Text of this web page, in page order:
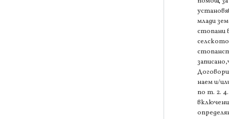
млади
стопани
селското
наем и/
по т. 2. 4.